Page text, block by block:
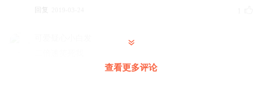
回复
查看更多评论